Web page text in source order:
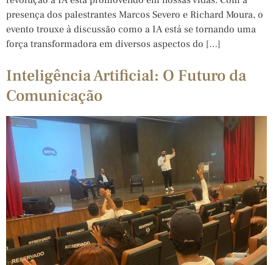
presença dos palestrantes Marcos Severo e Richard Moura, o
evento trouxe à discussão como a IA está se tornando uma
força transformadora em diversos aspectos do […]
Inteligência Artificial: O Futuro da
Comunicação